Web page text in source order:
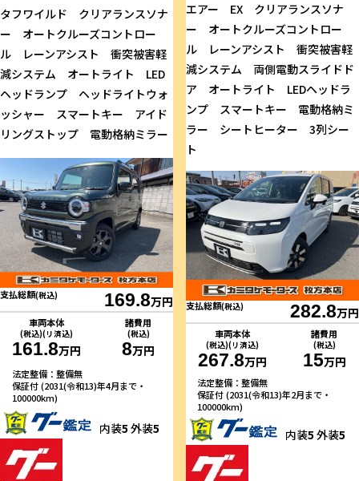
タフワイルド クリアランスソナ
ー オートクルーズコントロー
ル レーンアシスト 衝突被害軽
減システム オートライト LED
ヘッドランプ ヘッドライトウォ
ッシャー スマートキー アイド
リングストップ 電動格納ミラー
支払総額(税込) 169.8万円
車両本体
(税込)(リ済込)
161.8万円
諸費用
(税込)
8万円
法定整備：整備無
保証付 (2031(令和13)年4月まで・
100000km)
内装5 外装5
エアー EX クリアランスソナ
ー オートクルーズコントロー
ル レーンアシスト 衝突被害軽
減システム 両側電動スライドド
ア オートライト LEDヘッドラ
ンプ スマートキー 電動格納ミ
ラー シートヒーター 3列シー
ト
支払総額(税込) 282.8万円
車両本体
(税込)(リ済込)
267.8万円
諸費用
(税込)
15万円
法定整備：整備無
保証付 (2031(令和13)年2月まで・
100000km)
内装5 外装5